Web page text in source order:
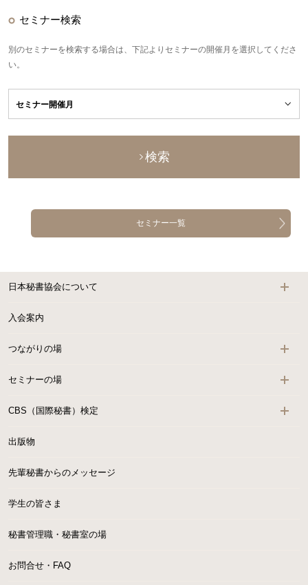
セミナー検索
別のセミナーを検索する場合は、下記よりセミナーの開催月を選択してくださ
い。
検索
セミナー一覧
日本秘書協会について
入会案内
つながりの場
セミナーの場
CBS（国際秘書）検定
出版物
先輩秘書からのメッセージ
学生の皆さま
秘書管理職・秘書室の場
お問合せ・FAQ